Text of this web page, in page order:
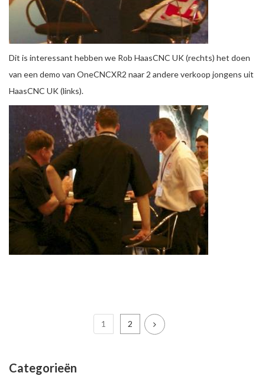
Dit is interessant hebben we Rob HaasCNC UK (rechts) het doen
van een demo van OneCNCXR2 naar 2 andere verkoop jongens uit
HaasCNC UK (links).
1 2
Categorieën